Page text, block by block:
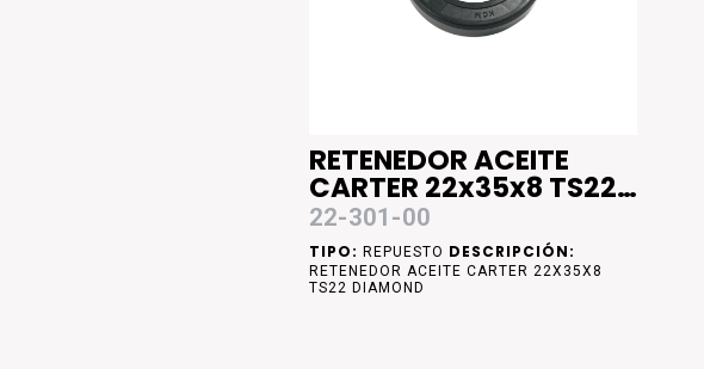
RETENEDOR ACEITE
CARTER 22x35x8 TS22
DIAMOND
22-301-00
TIPO: REPUESTO DESCRIPCIÓN:
RETENEDOR ACEITE CARTER 22X35X8
TS22 DIAMOND